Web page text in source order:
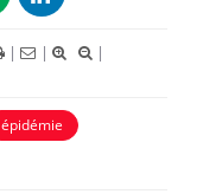
| |
|
épidémie